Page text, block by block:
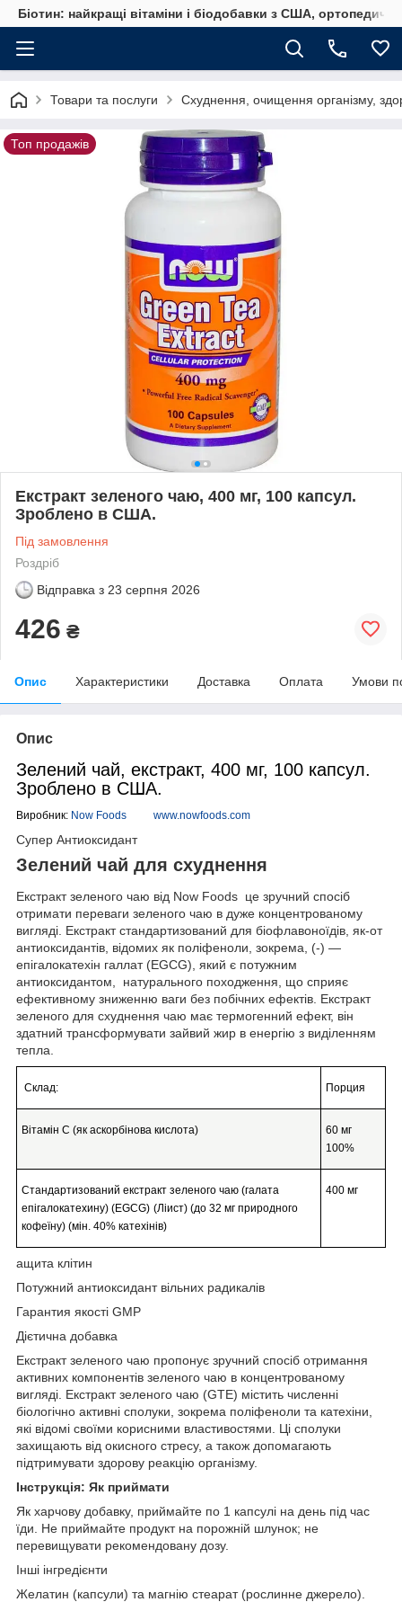
Біотин: найкращі вітаміни і біодобавки з США,
Товари та послуги Схуднення, очищення організму,
Топ продажів
Екстракт зеленого чаю, 400 мг, 100 капсул.
Зроблено в США.
Під замовлення
Роздріб
Відправка з 23 серпня 2026
426 ₴
Опис Характеристики Доставка Оплата Умови
Опис
Зелений чай, екстракт, 400 мг, 100 капсул.
Зроблено в США.
Виробник: Now Foods www.nowfoods.com
Супер Антиоксидант
Зелений чай для схуднення
Екстракт зеленого чаю від Now Foods це зручний спосіб
отримати переваги зеленого чаю в дуже концентрованому
вигляді. Екстракт стандартизований для біофлавоноїдів, як-от
антиоксидантів, відомих як поліфеноли, зокрема, (-) —
епігалокатехін галлат (EGCG), який є потужним
антиоксидантом, натурального походження, що сприяє
ефективному зниженню ваги без побічних ефектів. Екстракт
зеленого для схуднення чаю має термогенний ефект, він
здатний трансформувати зайвий жир в енергію з виділенням
тепла.
Склад: Порция
Вітамін С (як аскорбінова кислота)
60 мг
100%
Стандартизований екстракт зеленого чаю (галата
епігалокатехину) (EGCG) (Ліист) (до 32 мг природного
кофеїну) (мін. 40% катехінів)
400 мг
ащита клітин
Потужний антиоксидант вільних радикалів
Гарантия якості GMP
Дієтична добавка
Екстракт зеленого чаю пропонує зручний спосіб отримання
активних компонентів зеленого чаю в концентрованому
вигляді. Екстракт зеленого чаю (GTE) містить численні
біологічно активні сполуки, зокрема поліфеноли та катехіни,
які відомі своїми корисними властивостями. Ці сполуки
захищають від окисного стресу, а також допомагають
підтримувати здорову реакцію організму.
Інструкція: Як приймати
Як харчову добавку, приймайте по 1 капсулі на день під час
їди. Не приймайте продукт на порожній шлунок; не
перевищувати рекомендовану дозу.
Інші інгредієнти
Желатин (капсули) та магнію стеарат (рослинне джерело).